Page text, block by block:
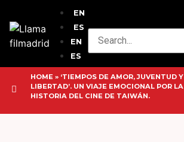
EN
ES
EN
ES
HOME » ‘TIEMPOS DE AMOR, JUVENTUD Y
LIBERTAD’. UN VIAJE EMOCIONAL POR LA
HISTORIA DEL CINE DE TAIWÁN.